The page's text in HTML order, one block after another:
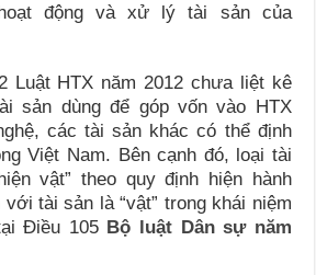
động và xử lý tài sản của
Luật HTX năm 2012 chưa liệt kê
sản dùng để góp vốn vào HTX
các tài sản khác có thể định
Việt Nam. Bên cạnh đó, loại tài
vật” theo quy định hiện hành
tài sản là “vật” trong khái niệm
Điều 105 Bộ luật Dân sự năm